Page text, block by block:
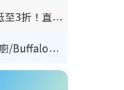
開倉優惠｜馬拉松開倉低至3折！直擊$99起買adidas／New Balance／Puma鞋款 STANLEY保溫杯劈價至$119起
廚具優惠｜普樂氏/意美廚/Buffalo廚具低至3折！$89起買煎鍋／炒鑊／個人鍋 同場小家電激減至$99起